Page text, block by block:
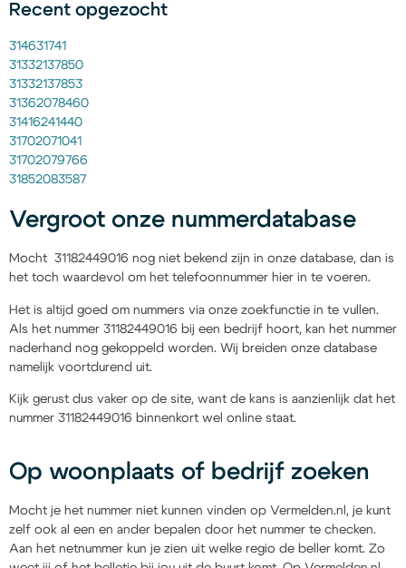
Recent opgezocht
314631741
31332137850
31332137853
31362078460
31416241440
31702071041
31702079766
31852083587
Vergroot onze nummerdatabase
Mocht 31182449016 nog niet bekend zijn in onze database, dan is
het toch waardevol om het telefoonnummer hier in te voeren.
Het is altijd goed om nummers via onze zoekfunctie in te vullen.
Als het nummer 31182449016 bij een bedrijf hoort, kan het nummer
naderhand nog gekoppeld worden. Wij breiden onze database
namelijk voortdurend uit.
Kijk gerust dus vaker op de site, want de kans is aanzienlijk dat het
nummer 31182449016 binnenkort wel online staat.
Op woonplaats of bedrijf zoeken
Mocht je het nummer niet kunnen vinden op Vermelden.nl, je kunt
zelf ook al een en ander bepalen door het nummer te checken.
Aan het netnummer kun je zien uit welke regio de beller komt. Zo